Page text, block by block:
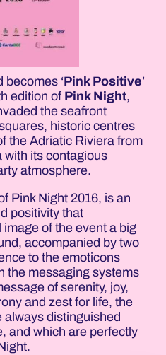
becomes ‘Pink Positive’
edition of Pink Night,
the seafront
historic centres
the Adriatic Riviera from
with its contagious
atmosphere.
Pink Night 2016, is an
positivity that
of the event a big
accompanied by two
to the emoticons
the messaging systems
of serenity, joy,
and zest for life, the
always distinguished
and which are perfectly